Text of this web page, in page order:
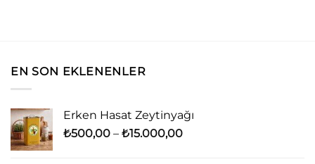
EN SON EKLENENLER
Erken Hasat Zeytinyağı
₺500,00 – ₺15.000,00Fiyat